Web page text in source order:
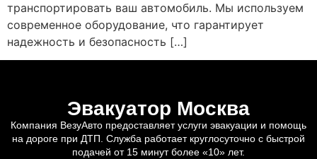
транспортировать ваш автомобиль. Мы используем
современное оборудование, что гарантирует
надежность и безопасность […]
Эвакуатор Москва
Компания ВезуАвто предоставляет услуги эвакуации и помощь
на дороге при ДТП. Служба работает круглосуточно с быстрой
подачей от 15 минут более «10» лет.